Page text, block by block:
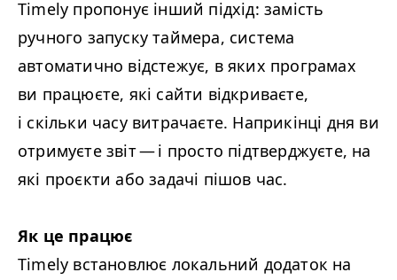
Timely пропонує інший підхід: замість
ручного запуску таймера, система
автоматично відстежує, в яких програмах
ви працюєте, які сайти відкриваєте,
і скільки часу витрачаєте. Наприкінці дня ви
отримуєте звіт — і просто підтверджуєте, на
які проєкти або задачі пішов час.
Як це працює
Timely встановлює локальний додаток на